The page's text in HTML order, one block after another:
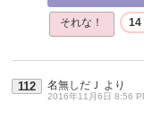
それな！ 14
112 名無しだＪ より
2016年11月6日 8:56